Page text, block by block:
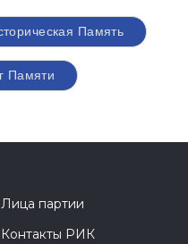
Память
Памяти
Лица партии
Контакты РИК